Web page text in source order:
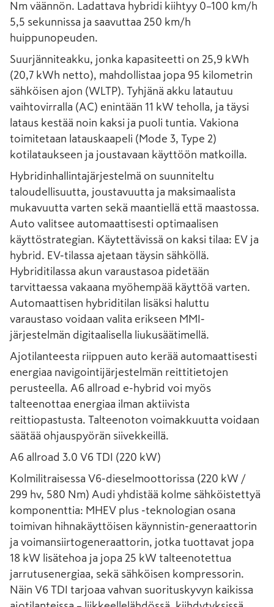
Nm väännön. Ladattava hybridi kiihtyy 0–100 km/h
5,5 sekunnissa ja saavuttaa 250 km/h
huippunopeuden.
Suurjänniteakku, jonka kapasiteetti on 25,9 kWh
(20,7 kWh netto), mahdollistaa jopa 95 kilometrin
sähköisen ajon (WLTP). Tyhjänä akku latautuu
vaihtovirralla (AC) enintään 11 kW teholla, ja täysi
lataus kestää noin kaksi ja puoli tuntia. Vakiona
toimitetaan latauskaapeli (Mode 3, Type 2)
kotilataukseen ja joustavaan käyttöön matkoilla.
Hybridinhallintajärjestelmä on suunniteltu
taloudellisuutta, joustavuutta ja maksimaalista
mukavuutta varten sekä maantiellä että maastossa.
Auto valitsee automaattisesti optimaalisen
käyttöstrategian. Käytettävissä on kaksi tilaa: EV ja
hybrid. EV-tilassa ajetaan täysin sähköllä.
Hybriditilassa akun varaustasoa pidetään
tarvittaessa vakaana myöhempää käyttöä varten.
Automaattisen hybriditilan lisäksi haluttu
varaustaso voidaan valita erikseen MMI-
järjestelmän digitaalisella liukusäätimellä.
Ajotilanteesta riippuen auto kerää automaattisesti
energiaa navigointijärjestelmän reittitietojen
perusteella. A6 allroad e-hybrid voi myös
talteenottaa energiaa ilman aktiivista
reittiopastusta. Talteenoton voimakkuutta voidaan
säätää ohjauspyörän siivekkeillä.
A6 allroad 3.0 V6 TDI (220 kW)
Kolmilitraisessa V6-dieselmoottorissa (220 kW /
299 hv, 580 Nm) Audi yhdistää kolme sähköistettyä
komponenttia: MHEV plus -teknologian osana
toimivan hihnakäyttöisen käynnistin-generaattorin
ja voimansiirtogeneraattorin, jotka tuottavat jopa
18 kW lisätehoa ja jopa 25 kW talteenotettua
jarrutusenergiaa, sekä sähköisen kompressorin.
Näin V6 TDI tarjoaa vahvan suorituskyvyn kaikissa